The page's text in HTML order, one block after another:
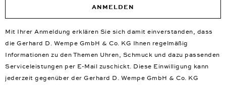
ANMELDEN
Mit Ihrer Anmeldung erklären Sie sich damit einverstanden, dass
die Gerhard D. Wempe GmbH & Co. KG Ihnen regelmäßig
Informationen zu den Themen Uhren, Schmuck und dazu passenden
Serviceleistungen per E-Mail zuschickt. Diese Einwilligung kann
jederzeit gegenüber der Gerhard D. Wempe GmbH & Co. KG